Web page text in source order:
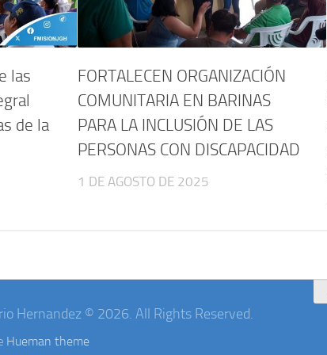
las
de la
FORTALECEN ORGANIZACIÓN
COMUNITARIA EN BARINAS
PARA LA INCLUSIÓN DE LAS
PERSONAS CON DISCAPACIDAD
1 DE AGOSTO DE 2025
Hernandez © 2026. All Rights Reserved.
Hueman theme